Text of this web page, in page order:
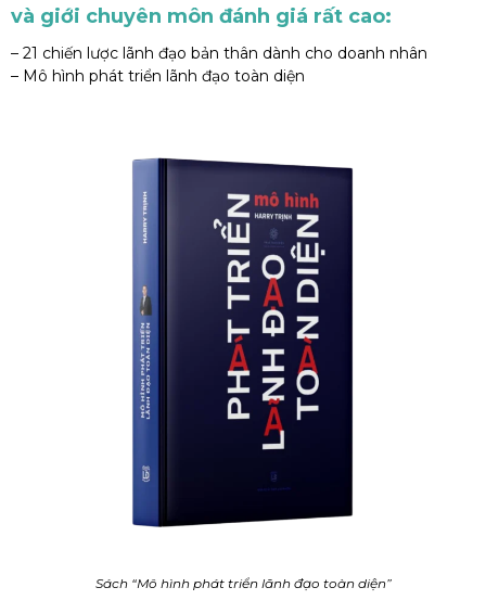
và giới chuyên môn đánh giá rất cao:
– 21 chiến lược lãnh đạo bản thân dành cho doanh nhân
– Mô hình phát triển lãnh đạo toàn diện
Sách “Mô hình phát triển lãnh đạo toàn diện”